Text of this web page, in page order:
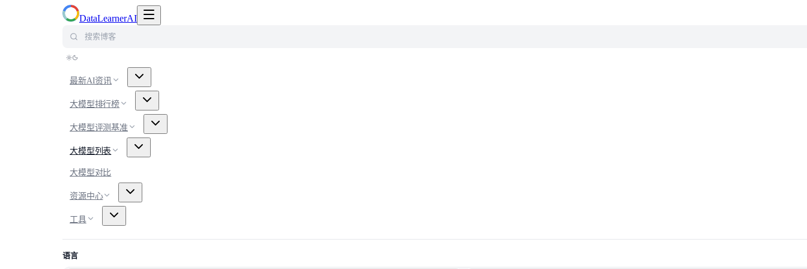
DataLearnerAI
最新AI资讯
大模型排行榜
大模型评测基准
大模型列表
大模型对比
资源中心
工具
语言